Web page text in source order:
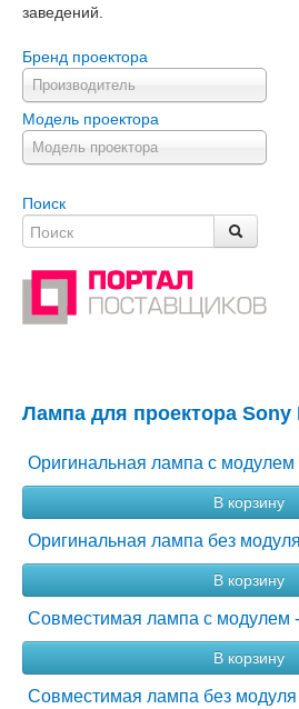
заведений.
Бренд проектора
Производитель
Модель проектора
Модель проектора
Поиск
Лампа для проектора Sony
Оригинальная лампа с модулем
В корзину
Оригинальная лампа без
В корзину
Совместимая лампа с модулем -
В корзину
Совместимая лампа без модуля